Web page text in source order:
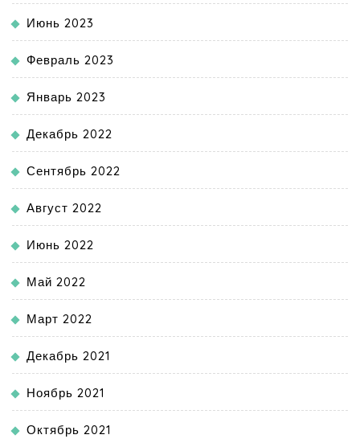
Июнь 2023
Февраль 2023
Январь 2023
Декабрь 2022
Сентябрь 2022
Август 2022
Июнь 2022
Май 2022
Март 2022
Декабрь 2021
Ноябрь 2021
Октябрь 2021